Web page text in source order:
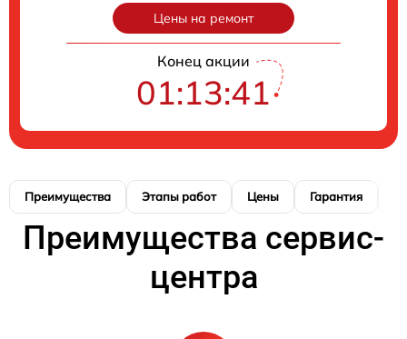
Цены на ремонт
Конец акции
01:13:40
Преимущества Этапы работ Цены Гарантия
Преимущества сервис-
центра